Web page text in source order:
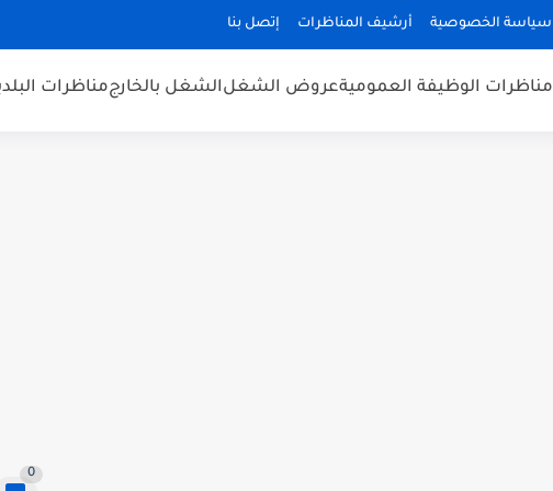
سياسة الخصوصية أرشيف المناظرات إتصل بنا
مناظرات الوظيفة العموميةعروض الشغلالشغل بالخارجمناظرات
0